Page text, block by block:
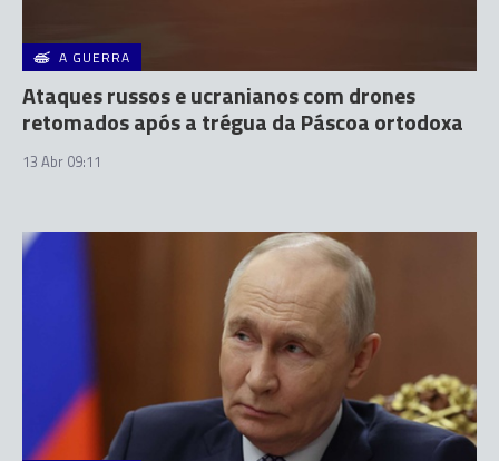
A GUERRA
Ataques russos e ucranianos com drones
retomados após a trégua da Páscoa ortodoxa
13 Abr 09:11